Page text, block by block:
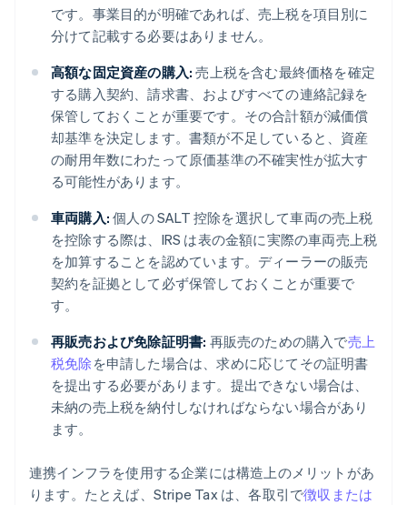
です。事業目的が明確であれば、売上税を項目別に
分けて記載する必要はありません。
高額な固定資産の購入: 売上税を含む最終価格を確定
する購入契約、請求書、およびすべての連絡記録を
保管しておくことが重要です。その合計額が減価償
却基準を決定します。書類が不足していると、資産
の耐用年数にわたって原価基準の不確実性が拡大す
る可能性があります。
車両購入: 個人の SALT 控除を選択して車両の売上税
を控除する際は、IRS は表の金額に実際の車両売上税
を加算することを認めています。ディーラーの販売
契約を証拠として必ず保管しておくことが重要で
す。
再販売および免除証明書: 再販売のための購入で売上
税免除 を申請した場合は、求めに応じてその証明書
を提出する必要があります。提出できない場合は、
未納の売上税を納付しなければならない場合があり
ます。
連携インフラを使用する企業には構造上のメリットがあ
ります。たとえば、Stripe Tax は、各取引で徴収または